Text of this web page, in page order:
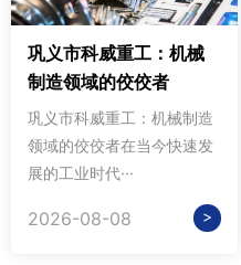
巩义市科威重工：机械
制造领域的佼佼者
巩义市科威重工：机械制造
领域的佼佼者在当今快速发
展的工业时代···
2026-08-08 >